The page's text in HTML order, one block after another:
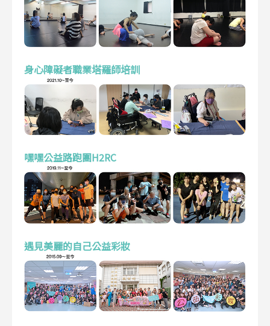
身心障礙者職業塔羅師培訓
嘿嘿公益路跑團H2RC
遇見美麗的自己公益彩妝